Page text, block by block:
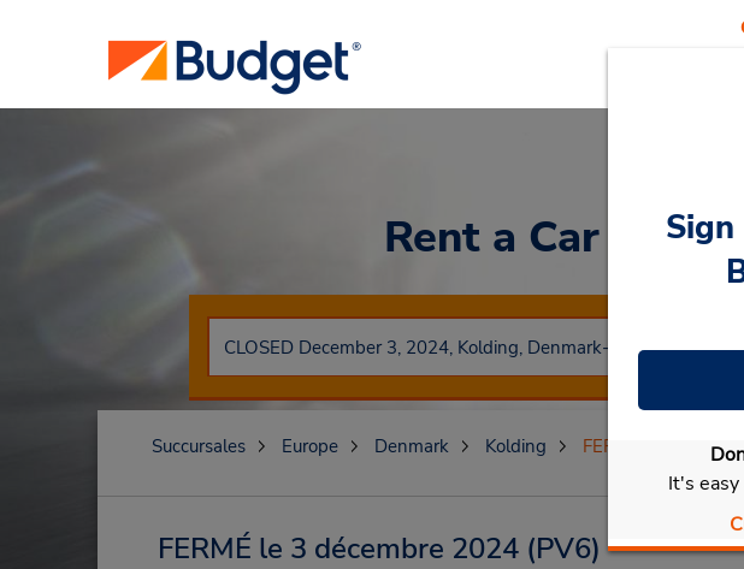
Rent a Car at
It's
Succursales Europe Denmark Kolding FERMÉ le 3
FERMÉ le 3 décembre 2024(PV6)